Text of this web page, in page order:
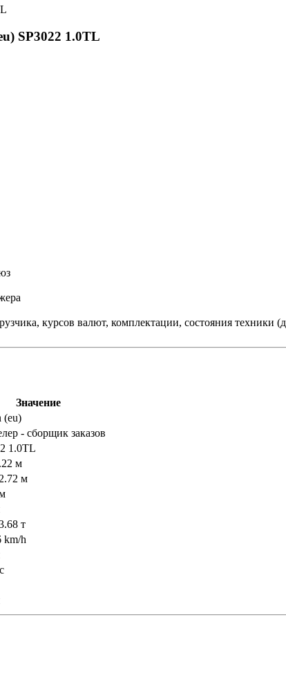
SP3022 1.0TL
курсов валют, комплектации, состояния техники
Значение
(eu)
- сборщик заказов
1.0TL
м
м
т
km/h